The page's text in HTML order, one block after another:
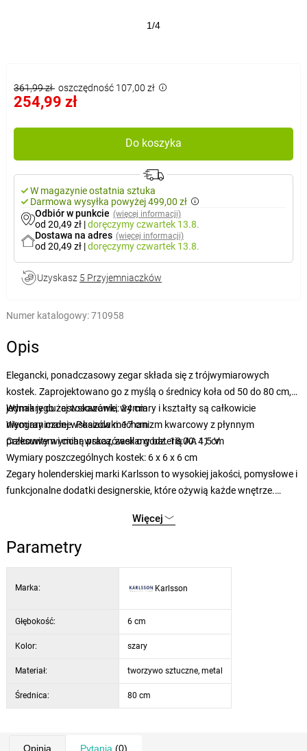
1/4
361,99 zł oszczędność 107,00 zł
254,99 zł
Do koszyka
W magazynie ostatnia sztuka
Darmowa wysyłka powyżej 499,00 zł
Odbiór w punkcie (więcej informacji)
od 20,49 zł |doręczymyczwartek 13.8.
Dostawa na adres (więcej informacji)
od 20,49 zł |doręczymyczwartek 13.8.
Uzyskasz 5 Przyjemniaczków
Numer katalogowy:710958
Opis
Elegancki, ponadczasowy zegar składa się z trójwymiarowych
kostek. Zaprojektowano go z myślą o średnicy koła od 50 do 80 cm,
jednak jego zastosowanie, wymiary i kształty są całkowicie
nieograniczone. Posiada mechanizm kwarcowy z płynnym
przesuwem i cichą pracą, zasilany baterią AA 1,5 V.
Wymiary dużej wskazówki: 24 cm
Wymiary małej wskazówki: 17 cm
Całkowity wymiar wskazówek o godz. 18:00: 41 cm
Wymiary poszczególnych kostek: 6 x 6 x 6 cm
Zegary holenderskiej marki Karlsson to wysokiej jakości, pomysłowe i
funkcjonalne dodatki designerskie, które ożywią każde wnętrze.
ponad 80 krajach na całym świecie należy do najpopularniejszych i
najlepiej sprzedających się marek designerskich zegarów w swojej
klasie na świecie. Karlsson kilka razy w roku wprowadza na rynek
świeżością.
Więcej
Parametry
Marka: Karlsson
Głębokość: 6 cm
Kolor: szary
Materiał: tworzywo sztuczne, metal
Średnica: 80 cm
Opinia Pytania (0)